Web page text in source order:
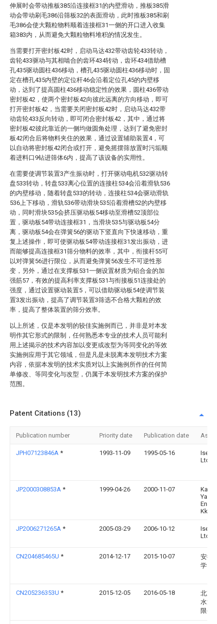
伸展时会带动推板385沿连接框31的内壁滑动，推板385滑
动会带动刷毛386沿筛板32的表面滑动，此时推板385和刷
毛386会使大颗粒物料顺着连接框31一侧的开口进入收集
箱383内，从而避免大颗粒物料堆积的情况发生。
当需要打开密封板42时，启动马达432带动齿轮433转动，
齿轮433驱动与其相啮合的齿环434转动，齿环434借助槽
孔435驱动圆柱436移动，槽孔435驱动圆柱436移动时，固
定在槽孔435内壁的定位杆46会沿着定位孔45的内壁移
动，达到了提高圆柱436移动稳定性的效果，圆柱436带动
密封板42，使两个密封板42向彼此远离的方向移动，即可
打开密封板42，当需要关闭密封板42时，启动马达432带
动齿轮433反向转动，即可闭合密封板42，其中，通过将
密封板42彼此靠近的一侧均做圆角处理，达到了避免密封
板42闭合后将物料夹住的效果，通过设置辅助装置4，可
以自动将密封板42闭合或打开，避免摇摆筛放置时污垢顺
着进料口9钻进筛体6内，提高了该设备的实用性。
在需要使调节装置3产生振动时，打开驱动电机532驱动转
盘533转动，转盘533离心位置的连接柱534会沿着滑轨536
的内壁移动，随着转盘533的转动，连接柱534会驱动滑轨
536上下移动，滑轨536带动滑块535沿着滑槽52的内壁移
动，同时滑块535会挤压驱动板54移动至滑槽52顶部位
置，驱动板54带动连接框31，当滑块535与驱动板54分
离，驱动板54会在弹簧56的驱动下竖直向下快速移动，重
复上述操作，即可使驱动板54带动连接框31发出振动，进
而能够提高连接框31筛分物料的效率，其中，衔接杆55可
以对弹簧56进行限位，从而避免弹簧56发生不可逆性形
变，另外，通过在支撑板531一侧设置材质为铝合金的加
强筋57，有效的提高利率支撑板531与衔接板51连接处的
强度，通过设置驱动装置5，可以借助驱动板54使调节装
置3发出振动，提高了调节装置3筛选不合格大颗粒的效
率，提高了整体装置的筛分效率。
以上所述，仅是本发明的较佳实施例而已，并非是对本发
明作其它形式的限制，任何熟悉本专业的技术人员可能利
用上述揭示的技术内容加以变更或改型为等同变化的等效
实施例应用于其它领域，但是凡是未脱离本发明技术方案
内容，依据本发明的技术实质对以上实施例所作的任何简
单修改、等同变化与改型，仍属于本发明技术方案的保护
范围。
Patent Citations (13)
Publication number Priority date Publication date
JPH07123846A * 1993-11-09 1995-05-16
Iseki
Ltd
JP2000308853A * 1999-04-26 2000-11-07
Kk
JP2006271265A * 2005-03-29 2006-10-12
Iseki
Ltd
CN204685465U * 2014-12-17 2015-10-07
安徽
学
CN205236353U * 2015-12-05 2016-05-18
北京
水泥
限公